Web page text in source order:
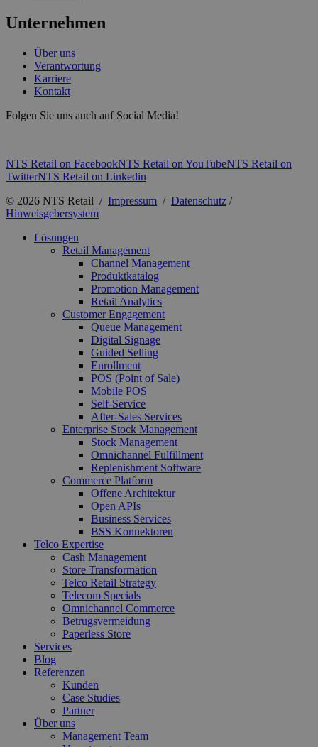
Unternehmen
Über uns
Verantwortung
Karriere
Kontakt
Folgen Sie uns auch auf Social Media!
NTS Retail on FacebookNTS Retail on YouTubeNTS Retail on
TwitterNTS Retail on Linkedin
© 2026 NTS Retail / Impressum / Datenschutz /
Hinweisgebersystem
Lösungen
Retail Management
Channel Management
Produktkatalog
Promotion Management
Retail Analytics
Customer Engagement
Queue Management
Digital Signage
Guided Selling
Enrollment
POS (Point of Sale)
Mobile POS
Self-Service
After-Sales Services
Enterprise Stock Management
Stock Management
Omnichannel Fulfillment
Replenishment Software
Commerce Platform
Offene Architektur
Open APIs
Business Services
BSS Konnektoren
Telco Expertise
Cash Management
Store Transformation
Telco Retail Strategy
Telecom Specials
Omnichannel Commerce
Betrugsvermeidung
Paperless Store
Services
Blog
Referenzen
Kunden
Case Studies
Partner
Über uns
Management Team